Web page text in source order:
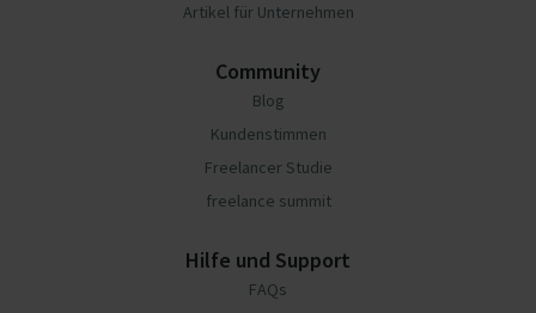
Artikel für Unternehmen
Community
Blog
Kundenstimmen
Freelancer Studie
freelance summit
Hilfe und Support
FAQs